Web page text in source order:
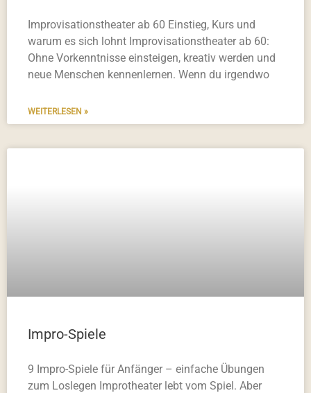
Improvisationstheater ab 60 Einstieg, Kurs und
warum es sich lohnt Improvisationstheater ab 60:
Ohne Vorkenntnisse einsteigen, kreativ werden und
neue Menschen kennenlernen. Wenn du irgendwo
WEITERLESEN »
Impro-Spiele
9 Impro-Spiele für Anfänger – einfache Übungen
zum Loslegen Improtheater lebt vom Spiel. Aber